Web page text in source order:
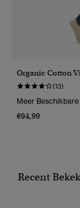
Organic Cotton
(13)
Meer
€94,99
Recent